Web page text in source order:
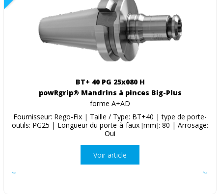
BT+ 40 PG 25x080 H
powRgrip® Mandrins à pinces Big-Plus
forme A+AD
Fournisseur: Rego-Fix | Taille / Type: BT+40 | type de porte-
outils: PG25 | Longueur du porte-à-faux [mm]: 80 | Arrosage:
Oui
Voir article